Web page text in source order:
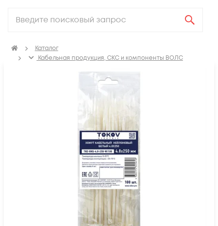
Каталог
Кабельная продукция, СКС и компоненты ВОЛС